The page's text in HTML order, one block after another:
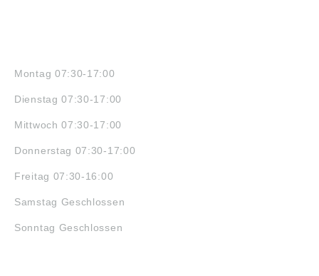
Montag 07:30-17:00
Dienstag 07:30-17:00
Mittwoch 07:30-17:00
Donnerstag 07:30-17:00
Freitag 07:30-16:00
Samstag Geschlossen
Sonntag Geschlossen